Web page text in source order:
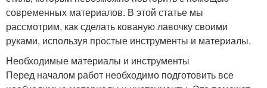
современных материалов. В этой статье мы
рассмотрим, как сделать кованую лавочку своими
руками, используя простые инструменты и материалы.
Необходимые материалы и инструменты
Перед началом работ необходимо подготовить все